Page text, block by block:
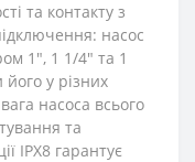
та контакту з
насос
1″, 1 1/4″ та 1
у різних
насоса всього
та
IPX8 гарантує